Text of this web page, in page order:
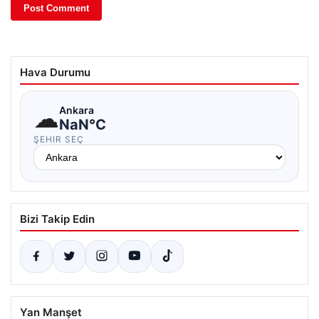
Hava Durumu
☁Ankara
NaN°C
ŞEHIR SEÇ
Bizi Takip Edin
Yan Manşet